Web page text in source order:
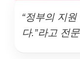
“정부의 지
다.”라고 전